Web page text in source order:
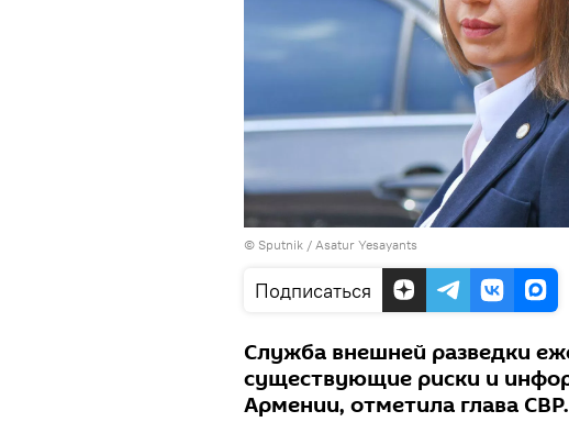
© Sputnik / Asatur Yesayants
Подписаться
Служба внешней разведки
существующие риски и
Армении, отметила глава СВР.